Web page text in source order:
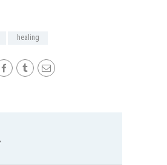
healing